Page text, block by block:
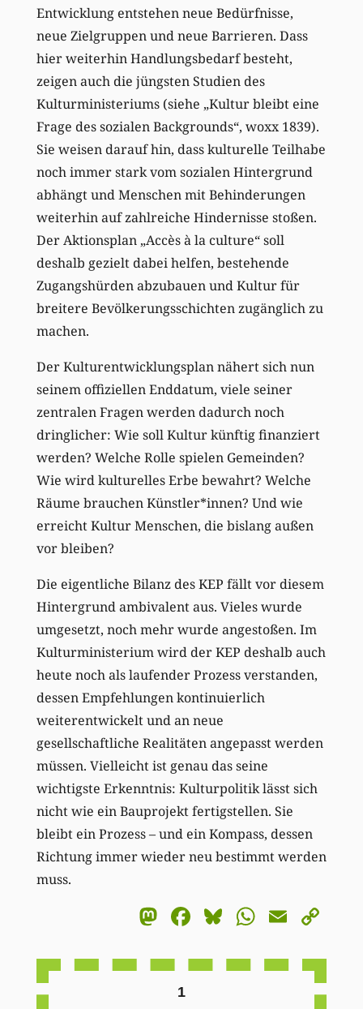
Entwicklung entstehen neue Bedürfnisse,
neue Zielgruppen und neue Barrieren. Dass
hier weiterhin Handlungsbedarf besteht,
zeigen auch die jüngsten Studien des
Kulturministeriums (siehe „Kultur bleibt eine
Frage des sozialen Backgrounds“, woxx 1839).
Sie weisen darauf hin, dass kulturelle Teilhabe
noch immer stark vom sozialen Hintergrund
abhängt und Menschen mit Behinderungen
weiterhin auf zahlreiche Hindernisse stoßen.
Der Aktionsplan „Accès à la culture“ soll
deshalb gezielt dabei helfen, bestehende
Zugangshürden abzubauen und Kultur für
breitere Bevölkerungsschichten zugänglich zu
machen.
Der Kulturentwicklungsplan nähert sich nun
seinem offiziellen Enddatum, viele seiner
zentralen Fragen werden dadurch noch
dringlicher: Wie soll Kultur künftig finanziert
werden? Welche Rolle spielen Gemeinden?
Wie wird kulturelles Erbe bewahrt? Welche
Räume brauchen Künstler*innen? Und wie
erreicht Kultur Menschen, die bislang außen
vor bleiben?
Die eigentliche Bilanz des KEP fällt vor diesem
Hintergrund ambivalent aus. Vieles wurde
umgesetzt, noch mehr wurde angestoßen. Im
Kulturministerium wird der KEP deshalb auch
heute noch als laufender Prozess verstanden,
dessen Empfehlungen kontinuierlich
weiterentwickelt und an neue
gesellschaftliche Realitäten angepasst werden
müssen. Vielleicht ist genau das seine
wichtigste Erkenntnis: Kulturpolitik lässt sich
nicht wie ein Bauprojekt fertigstellen. Sie
bleibt ein Prozess – und ein Kompass, dessen
Richtung immer wieder neu bestimmt werden
muss.
Mastodon
Facebook
BlueskyEmail
1